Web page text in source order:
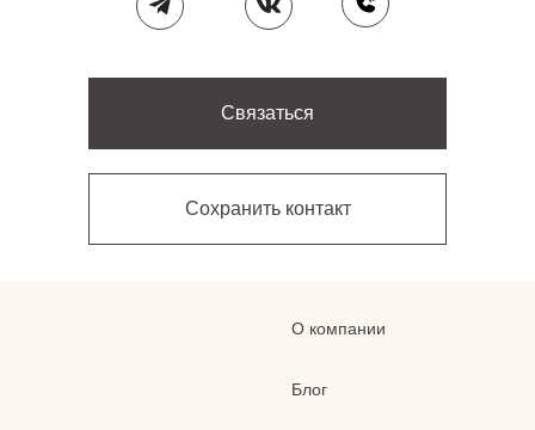
Связаться
Сохранить контакт
О компании
Блог